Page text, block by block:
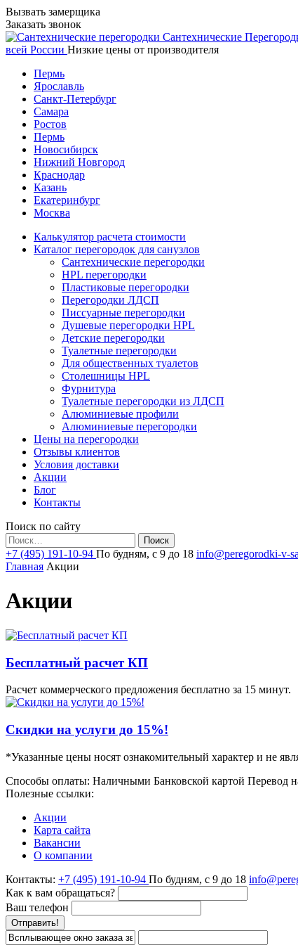
Вызвать замерщика
Заказать звонок
Сантехнические
всей России Низкие цены от производителя
Пермь
Ярославль
Санкт-Петербург
Самара
Ростов
Пермь
Новосибирск
Нижний Новгород
Краснодар
Казань
Екатеринбург
Москва
Калькулятор расчета стоимости
Каталог перегородок для санузлов
Сантехнические перегородки
HPL перегородки
Пластиковые перегородки
Перегородки ЛДСП
Писсуарные перегородки
Душевые перегородки HPL
Детские перегородки
Туалетные перегородки
Для общественных туалетов
Столешницы HPL
Фурнитура
Туалетные перегородки из ЛДСП
Алюминиевые профили
Алюминиевые перегородки
Цены на перегородки
Отзывы клиентов
Условия доставки
Акции
Блог
Контакты
Поиск по сайту
Найти:
+7 (495) 191-10-94 По будням, с 9 до 18 info@peregorodki-v-
Главная Акции
Акции
Бесплатный расчет КП
Расчет коммерческого предложения бесплатно за 15 минут.
Скидки на услуги до 15%!
*Указанные цены носят ознакомительный характер и не
Способы оплаты: Наличными Банковской картой Перевод
Полезные ссылки:
Акции
Карта сайта
Вакансии
О компании
Контакты: +7 (495) 191-10-94 По будням, с 9 до 18
Как к вам обращаться?
Ваш телефон
Отправить!